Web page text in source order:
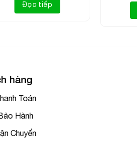
Đọc tiếp
hàng
Toán
Hành
Chuyển